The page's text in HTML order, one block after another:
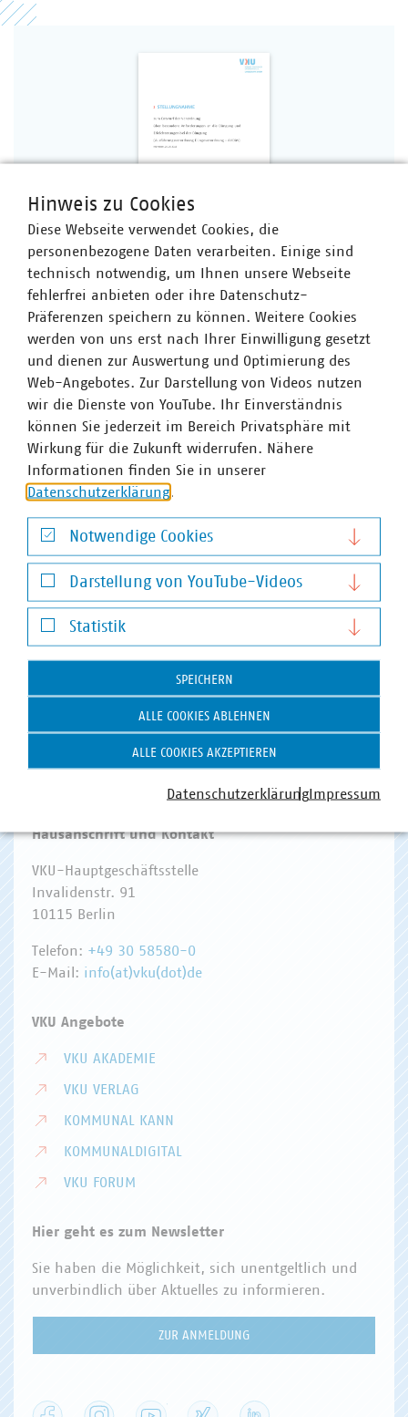
PDF Download
VKU-Bereiche
ENERGIEWIRTSCHAFTWASSER/ABWASSER ABFALLWIRTSCHAFT
RECHT
Zum
Hausanschrift und Kontakt
VKU-Hauptgeschäftsstelle
Invalidenstr. 91
10115 Berlin
Telefon: +49 30 58580-0
E-Mail: info(at)vku(dot)de
VKU Angebote
VKU AKADEMIE
VKU VERLAG
KOMMUNAL KANN
KOMMUNALDIGITAL
VKU FORUM
Hier geht es zum Newsletter
Sie haben die Möglichkeit, sich unentgeltlich und
unverbindlich über Aktuelles zu informieren.
ZUR ANMELDUNG
Facebook Instagram YouTube
Hinweis zu Cookies
Diese Webseite verwendet Cookies, die
personenbezogene Daten verarbeiten. Einige sind
technisch notwendig, um Ihnen unsere Webseite
fehlerfrei anbieten oder ihre Datenschutz-
Präferenzen speichern zu können. Weitere Cookies
werden von uns erst nach Ihrer Einwilligung gesetzt
und dienen zur Auswertung und Optimierung des
Web-Angebotes. Zur Darstellung von Videos nutzen
wir die Dienste von YouTube. Ihr Einverständnis
können Sie jederzeit im Bereich Privatsphäre mit
Wirkung für die Zukunft widerrufen. Nähere
Informationen finden Sie in unserer
Datenschutzerklärung.
Notwendige Cookies
Notwendige Cookies
Darstellung von YouTube-Videos
Darstellung von YouTube-Videos
Statistik
Statistik
SPEICHERN
ALLE COOKIES ABLEHNEN
ALLE COOKIES AKZEPTIEREN
DatenschutzerklärungImpressum